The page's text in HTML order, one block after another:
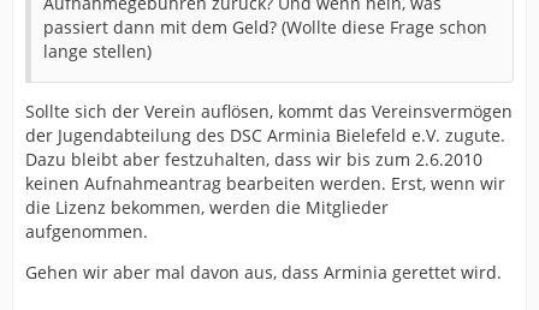
passiert dann mit dem Geld? (Wollte diese Frage schon
lange stellen)
Sollte sich der Verein auflösen, kommt das Vereinsvermögen
der Jugendabteilung des DSC Arminia Bielefeld e.V. zugute.
Dazu bleibt aber festzuhalten, dass wir bis zum 2.6.2010
keinen Aufnahmeantrag bearbeiten werden. Erst, wenn wir
die Lizenz bekommen, werden die Mitglieder
aufgenommen.
Gehen wir aber mal davon aus, dass Arminia gerettet wird.